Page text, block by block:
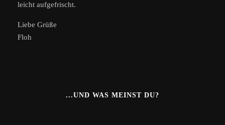
leicht aufgefrischt.
Liebe Grüße
Floh
...UND WAS MEINST DU?